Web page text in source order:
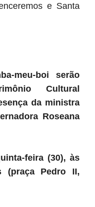
e Santa
meu-boi serão
Cultural
da ministra
Roseana
feira (30), às
(praça Pedro II,